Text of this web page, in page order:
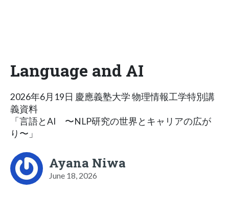
Language and AI
2026年6月19日 慶應義塾大学 物理情報工学特別講
義資料
「言語とAI 〜NLP研究の世界とキャリアの広が
り〜」
Ayana Niwa
June 18, 2026